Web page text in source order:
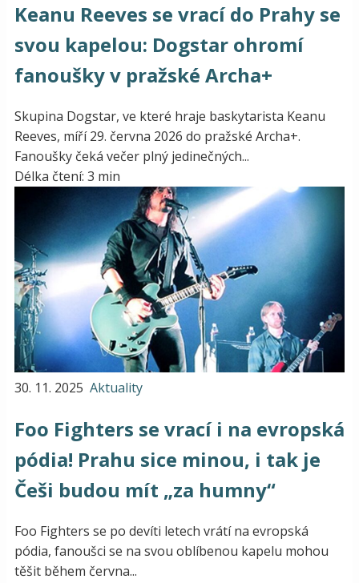
Keanu Reeves se vrací do Prahy se
svou kapelou: Dogstar ohromí
fanoušky v pražské Archa+
Skupina Dogstar, ve které hraje baskytarista Keanu
Reeves, míří 29. června 2026 do pražské Archa+.
Fanoušky čeká večer plný jedinečných...
Délka čtení: 3 min
30. 11. 2025 Aktuality
Foo Fighters se vrací i na evropská
pódia! Prahu sice minou, i tak je
Češi budou mít „za humny“
Foo Fighters se po devíti letech vrátí na evropská
pódia, fanoušci se na svou oblíbenou kapelu mohou
těšit během června...